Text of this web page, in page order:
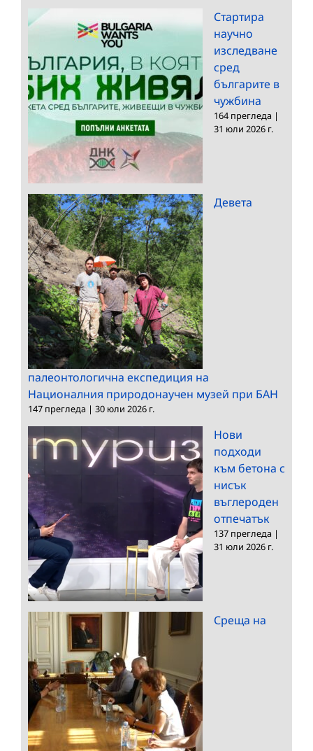
Стартира
научно
изследване
сред
българите в
чужбина
164 прегледа |
31 юли 2026 г.
Девета
палеонтологична експедиция на
Националния природонаучен музей при БАН
147 прегледа | 30 юли 2026 г.
Нови
подходи
към бетона с
нисък
въглероден
отпечатък
137 прегледа |
31 юли 2026 г.
Среща на